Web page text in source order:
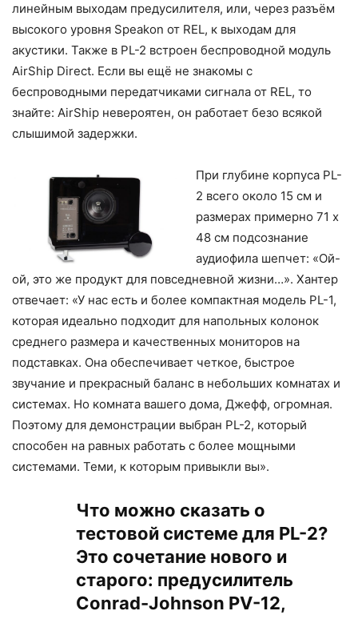
линейным выходам предусилителя, или, через разъём
высокого уровня Speakon от REL, к выходам для
акустики. Также в PL-2 встроен беспроводной модуль
AirShip Direct. Если вы ещё не знакомы с
беспроводными передатчиками сигнала от REL, то
знайте: AirShip невероятен, он работает безо всякой
слышимой задержки.
При глубине корпуса PL-
2 всего около 15 см и
размерах примерно 71 x
48 см подсознание
аудиофила шепчет: «Ой-
ой, это же продукт для повседневной жизни…». Хантер
отвечает: «У нас есть и более компактная модель PL-1,
которая идеально подходит для напольных колонок
среднего размера и качественных мониторов на
подставках. Она обеспечивает четкое, быстрое
звучание и прекрасный баланс в небольших комнатах и ​​
системах. Но комната вашего дома, Джефф, огромная.
Поэтому для демонстрации выбран PL-2, который
способен на равных работать с более мощными
системами. Теми, к которым привыкли вы».
Что можно сказать о
тестовой системе для PL-2?
Это сочетание нового и
старого: предусилитель
Conrad-Johnson PV-12,